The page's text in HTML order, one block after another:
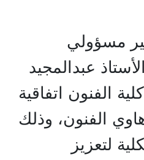
مسؤولي
عبدالمجيد
الفنون اتفاقية
الفنون، وذلك
لتعزيز